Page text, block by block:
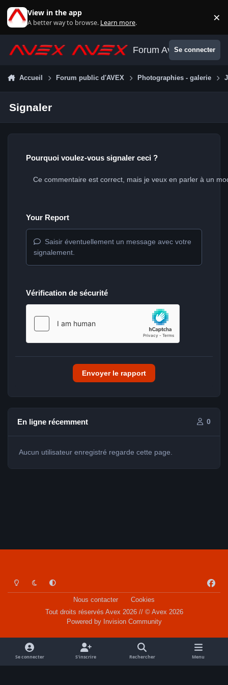
View in the app
A better way to browse. Learn more. ×
Forum AvexSe connecter
Accueil Forum public d'AVEX Photographies - galerie
Signaler
Pourquoi voulez-vous signaler ceci ?
Your Report
Saisir éventuellement un message avec votre
signalement.
Vérification de sécurité
Envoyer le rapport
En ligne récemment 0
Aucun utilisateur enregistré regarde cette page.
Light ModeDark ModeSystem Preference
a
o
k
Nous contacter
Cookies
Tout droits réservés Avex 2026 // © Avex 2026
Powered by Invision Community
Se connecter S’inscrire Rechercher Menu